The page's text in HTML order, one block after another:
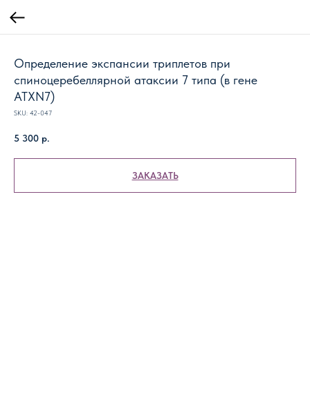
Определение экспансии триплетов при
спиноцеребеллярной атаксии 7 типа (в гене
ATXN7)
SKU: 42-047
5 300 р.
ЗАКАЗАТЬ